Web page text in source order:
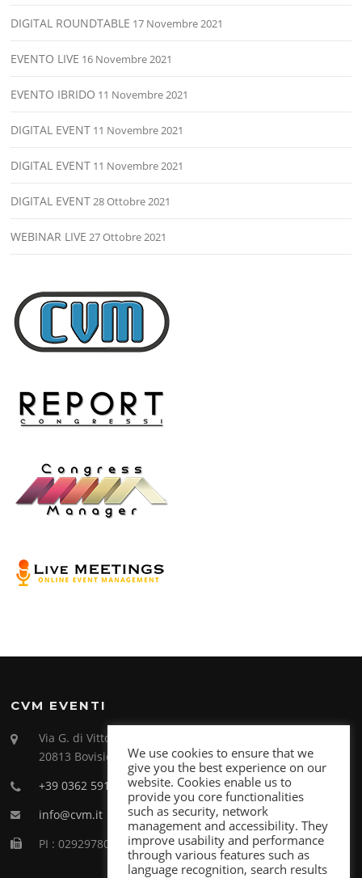
DIGITAL ROUNDTABLE 17 Novembre 2021
EVENTO LIVE 16 Novembre 2021
EVENTO IBRIDO 11 Novembre 2021
DIGITAL EVENT 11 Novembre 2021
DIGITAL EVENT 11 Novembre 2021
DIGITAL EVENT28 Ottobre 2021
WEBINAR LIVE 27 Ottobre 2021
CVM EVENTI
Via G. di Vittorio 26
20813 Bovisio Masciago (MB)
+39 0362 591998
info@cvm.it
PI : 02929780969
We use cookies to ensure that we
give you the best experience on our
website. Cookies enable us to
provide you core functionalities
such as security, network
management and accessibility. They
improve usability and performance
through various features such as
language recognition, search results